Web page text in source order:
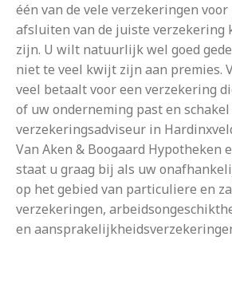
één van de vele verzekeringen
afsluiten van de juiste verzekering
zijn. U wilt natuurlijk wel goed
niet te veel kwijt zijn aan premies.
veel betaalt voor een verzekering
of uw onderneming past en
verzekeringsadviseur in
Van Aken & Boogaard Hypotheken
staat u graag bij als uw
op het gebied van particuliere en
verzekeringen,
en